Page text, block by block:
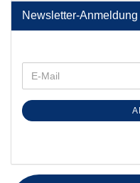
Newsletter-Anmeldung